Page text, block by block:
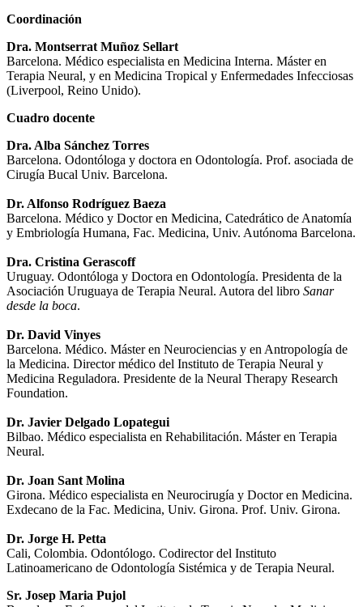
Coordinación
Dra. Montserrat Muñoz Sellart
Barcelona. Médico especialista en Medicina Interna. Máster en
Terapia Neural, y en Medicina Tropical y Enfermedades Infecciosas
(Liverpool, Reino Unido).
Cuadro docente
Dra. Alba Sánchez Torres
Barcelona. Odontóloga y doctora en Odontología. Prof. asociada de
Cirugía Bucal Univ. Barcelona.
Dr. Alfonso Rodríguez Baeza
Barcelona. Médico y Doctor en Medicina, Catedrático de Anatomía
y Embriología Humana, Fac. Medicina, Univ. Autónoma Barcelona.
Dra. Cristina Gerascoff
Uruguay. Odontóloga y Doctora en Odontología. Presidenta de la
Asociación Uruguaya de Terapia Neural. Autora del libro Sanar
desde la boca.
Dr. David Vinyes
Barcelona. Médico. Máster en Neurociencias y en Antropología de
la Medicina. Director médico del Instituto de Terapia Neural y
Medicina Reguladora. Presidente de la Neural Therapy Research
Foundation.
Dr. Javier Delgado Lopategui
Bilbao. Médico especialista en Rehabilitación. Máster en Terapia
Neural.
Dr. Joan Sant Molina
Girona. Médico especialista en Neurocirugía y Doctor en Medicina.
Exdecano de la Fac. Medicina, Univ. Girona. Prof. Univ. Girona.
Dr. Jorge H. Petta
Cali, Colombia. Odontólogo. Codirector del Instituto
Latinoamericano de Odontología Sistémica y de Terapia Neural.
Sr. Josep Maria Pujol